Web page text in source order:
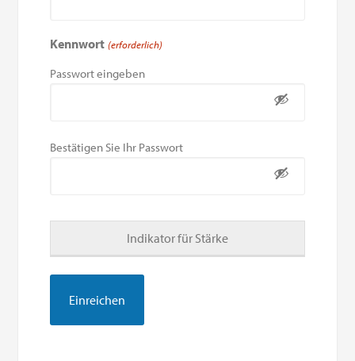
Kennwort (erforderlich)
Passwort eingeben
Bestätigen Sie Ihr Passwort
Indikator für Stärke